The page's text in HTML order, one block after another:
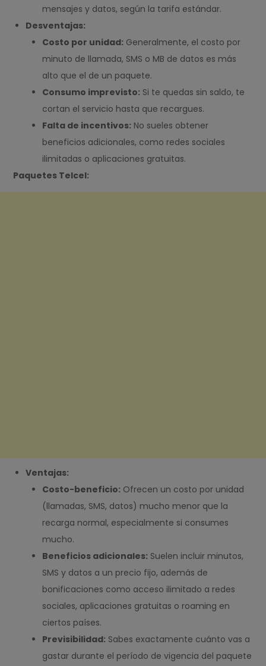
mensajes y datos, según la tarifa estándar.
Desventajas:
Costo por unidad: Generalmente, el costo por
minuto de llamada, SMS o MB de datos es más
alto que el de un paquete.
Consumo imprevisto: Si te quedas sin saldo, te
cortan el servicio hasta que recargues.
Falta de incentivos: No sueles obtener
beneficios adicionales, como redes sociales
ilimitadas o aplicaciones gratuitas.
Paquetes Telcel:
Ventajas:
Costo-beneficio: Ofrecen un costo por unidad
(llamadas, SMS, datos) mucho menor que la
recarga normal, especialmente si consumes
mucho.
Beneficios adicionales: Suelen incluir minutos,
SMS y datos a un precio fijo, además de
bonificaciones como acceso ilimitado a redes
sociales, aplicaciones gratuitas o roaming en
ciertos países.
Previsibilidad: Sabes exactamente cuánto vas a
gastar durante el período de vigencia del paquete